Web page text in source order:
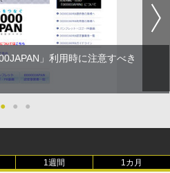
」利用時に注意すべき
● ● ●
1週間 1カ月